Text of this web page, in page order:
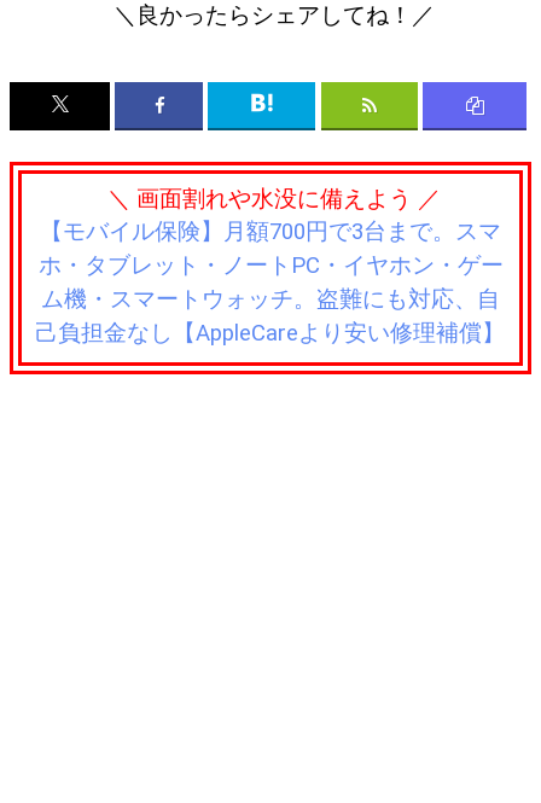
＼良かったらシェアしてね！／
＼ 画面割れや水没に備えよう ／
【モバイル保険】月額700円で3台まで。スマ
ホ・タブレット・ノートPC・イヤホン・ゲー
ム機・スマートウォッチ。盗難にも対応、自
己負担金なし【AppleCareより安い修理補償】